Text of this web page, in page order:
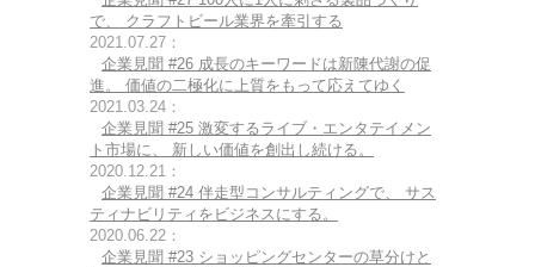
で、 クラフトビール業界を牽引する
2021.07.27：
企業見聞 #26 成長のキーワードは新陳代謝の促
進。 価値の二極化に上質をもって応えてゆく
2021.03.24：
企業見聞 #25 激変するライブ・エンタテイメン
ト市場に、 新しい価値を創出し続ける。
2020.12.21：
企業見聞 #24 伴走型コンサルティングで、 サス
ティナビリティをビジネスにする。
2020.06.22：
企業見聞 #23 ショッピングセンターの草分けと